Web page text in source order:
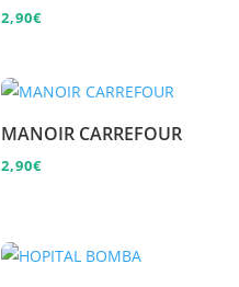
2,90€
MANOIR CARREFOUR
2,90€